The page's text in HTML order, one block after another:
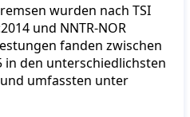
wurden nach TSI
und NNTR-NOR
fanden zwischen
in den unterschiedlichsten
umfassten unter